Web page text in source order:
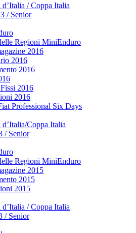
/ Coppa Italia
/ Senior
Regioni MiniEnduro
2016
2016
2016
2016
2016
Professional Six Days
Coppa Italia
/ Senior
Regioni MiniEnduro
2015
2015
2015
/ Coppa Italia
/ Senior